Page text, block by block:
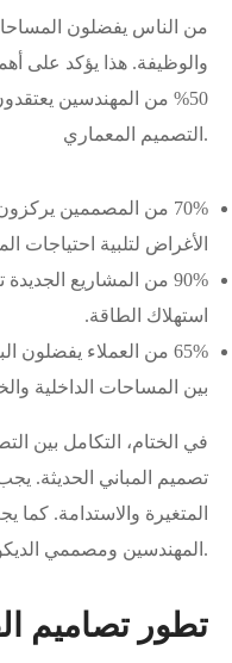
والوظيفة. هذا يؤكد على
50% من المهندسين
التصميم المعماري.
70% من المصممين
الأغراض لتلبية احتياجات
90% من المشاريع
استهلاك الطاقة.
65% من العملاء
بين المساحات الداخلية
في الختام، التكامل بين
تصميم المباني الحديثة.
المتغيرة والاستدامة. كما
المهندسين ومصممي الديكور الداخلي.
تطور تصاميم